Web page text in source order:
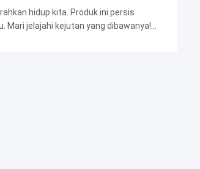
hidup kita. Produk ini persis
Mari jelajahi kejutan yang dibawanya!